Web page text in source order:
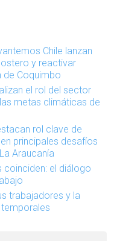
Chile lanzan
y reactivar
de Coquimbo
el rol del sector
metas climáticas de
rol clave de
principales desafíos
Araucanía
coinciden: el diálogo
trabajadores y la